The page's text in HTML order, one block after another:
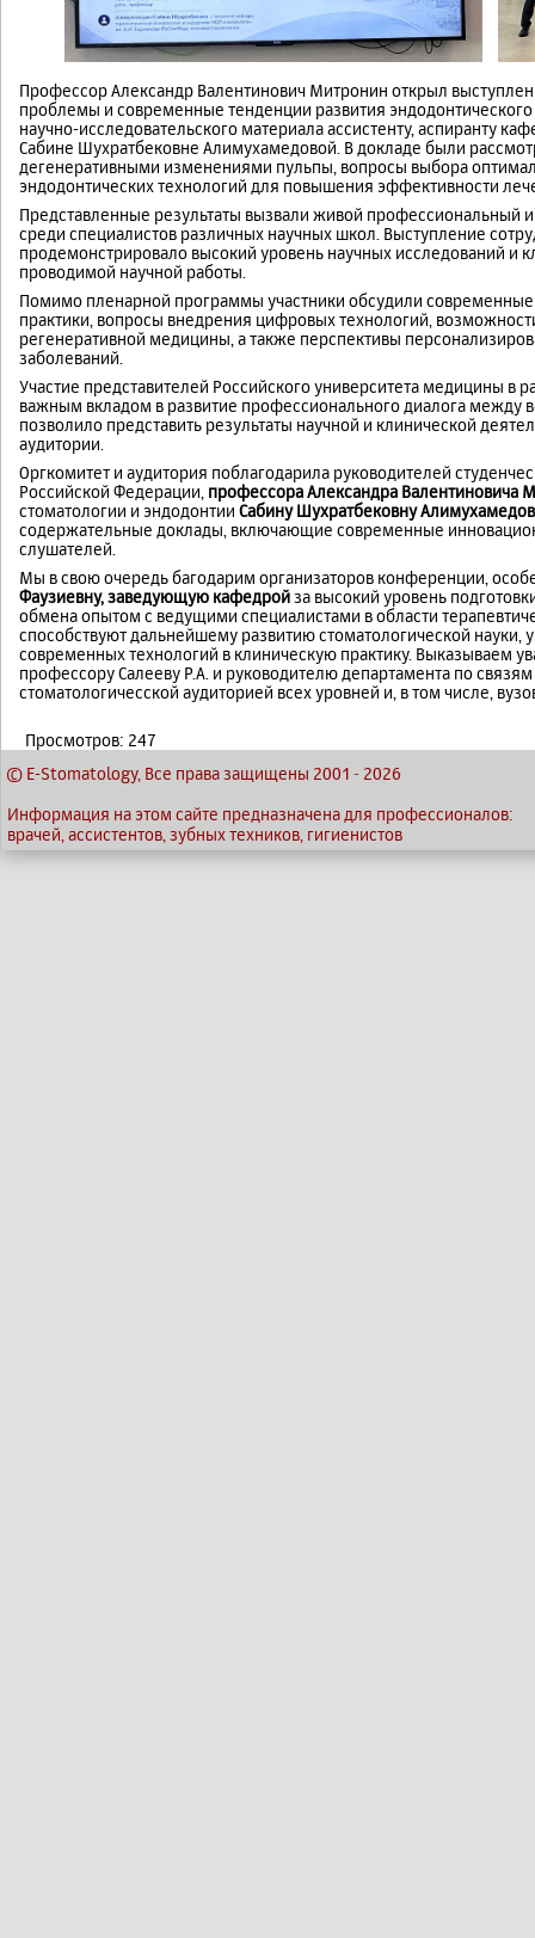
Профессор Александр Валентинович Митронин открыл
проблемы и современные тенденции развития
научно-исследовательского материала ассистенту, аспиранту
Сабине Шухратбековне Алимухамедовой. В докладе были
дегенеративными изменениями пульпы, вопросы выбора
эндодонтических технологий для повышения эффективности
Представленные результаты вызвали живой профессиональный
среди специалистов различных научных школ. Выступление
продемонстрировало высокий уровень научных исследований и
проводимой научной работы.
Помимо пленарной программы участники обсудили современные
практики, вопросы внедрения цифровых технологий,
регенеративной медицины, а также перспективы
заболеваний.
Участие представителей Российского университета медицины в
важным вкладом в развитие профессионального диалога
позволило представить результаты научной и клинической
аудитории.
Оргкомитет и аудитория поблагодарила руководителей
Российской Федерации, профессора Александра Валентиновича
стоматологии и эндодонтии Сабину Шухратбековну
содержательные доклады, включающие современные
слушателей.
Мы в свою очередь багодарим организаторов конференции,
Фаузиевну, заведующую кафедройза высокий уровень
обмена опытом с ведущими специалистами в области
способствуют дальнейшему развитию стоматологической
современных технологий в клиническую практику. Выказываем
профессору Салееву Р.А. и руководителю департамента по
стоматологичесской аудиторией всех уровней и, в том числе,
Просмотров: 247
© E-Stomatology, Все права защищены 2001 - 2026
Информация на этом сайте предназначена для профессионалов:
врачей, ассистентов, зубных техников, гигиенистов